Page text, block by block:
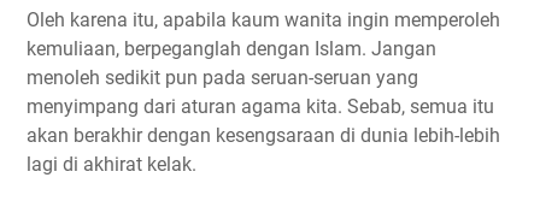
Oleh karena itu, apabila kaum wanita ingin memperoleh
kemuliaan, berpeganglah dengan Islam. Jangan
menoleh sedikit pun pada seruan-seruan yang
menyimpang dari aturan agama kita. Sebab, semua itu
akan berakhir dengan kesengsaraan di dunia lebih-lebih
lagi di akhirat kelak.